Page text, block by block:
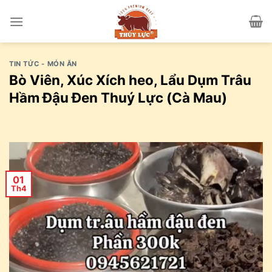
TIN TỨC - MÓN ĂN
Bò Viên, Xúc Xích heo, Lẩu Dụm Trâu
Hầm Đậu Đen Thuý Lực (Cà Mau)
01
Th4